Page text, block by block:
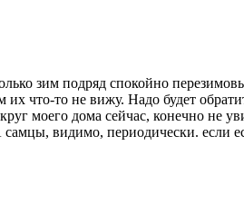
зим подряд спокойно
что-то не вижу. Надо будет
моего дома сейчас, конечно не
видимо, периодически. если